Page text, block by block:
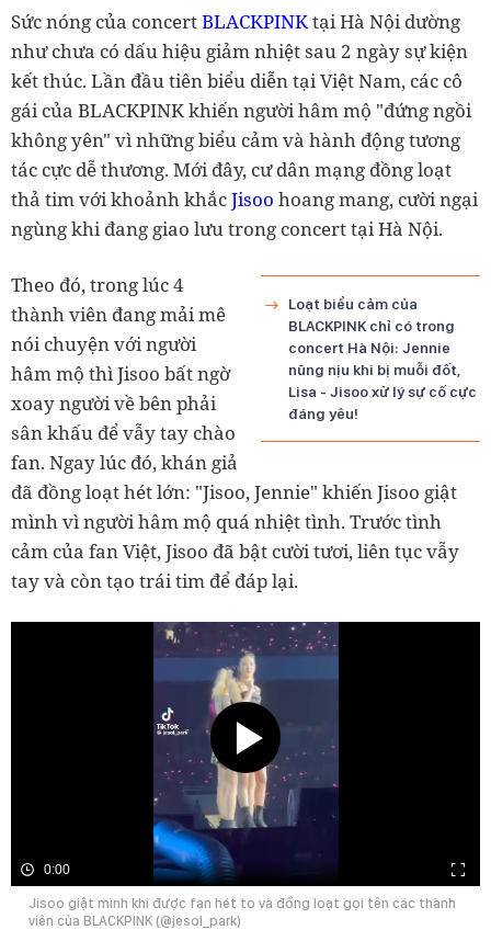
Sức nóng của concertBLACKPINKtại Hà Nội dường
như chưa có dấu hiệu giảm nhiệt sau 2 ngày sự kiện
kết thúc. Lần đầu tiên biểu diễn tại Việt Nam, các cô
gái của BLACKPINK khiến người hâm mộ "đứng ngồi
không yên" vì những biểu cảm và hành động tương
tác cực dễ thương. Mới đây, cư dân mạng đồng loạt
thả tim với khoảnh khắcJisoo hoang mang, cười ngại
ngùng khi đang giao lưu trong concert tại Hà Nội.
Loạt biểu cảm của
BLACKPINK chỉ có trong
concert Hà Nội: Jennie
nũng nịu khi bị muỗi đốt,
Lisa - Jisoo xử lý sự cố cực
đáng yêu!
Theo đó, trong lúc 4
thành viên đang mải mê
nói chuyện với người
hâm mộ thì Jisoo bất ngờ
xoay người về bên phải
sân khấu để vẫy tay chào
fan. Ngay lúc đó, khán giả
đã đồng loạt hét lớn: "Jisoo, Jennie" khiến Jisoo giật
mình vì người hâm mộ quá nhiệt tình. Trước tình
cảm của fan Việt, Jisoo đã bật cười tươi, liên tục vẫy
tay và còn tạo trái tim để đáp lại.
0:00
Jisoo giật mình khi được fan hét to và đồng loạt gọi tên các thành
viên của BLACKPINK (@jesol_park)